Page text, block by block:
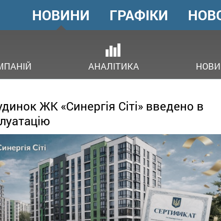
ГОЛОВНЕ
МЕНЮ
НОВИНИ
АНАЛІТИКА
ГРАФІКИ
ЖК «Синергія Сіті» введено в